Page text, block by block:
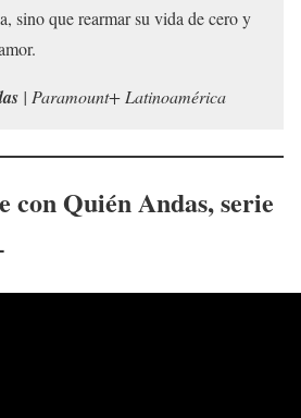
sino que rearmar su vida de cero y
| Paramount+ Latinoamérica
con Quién Andas, serie